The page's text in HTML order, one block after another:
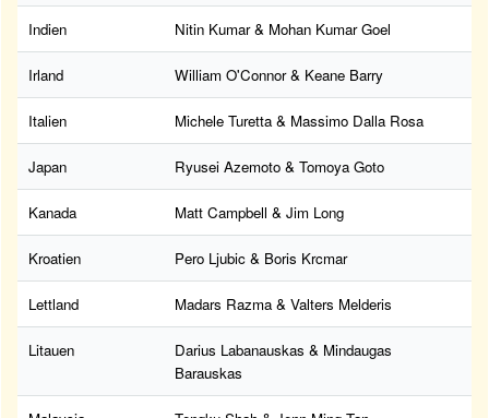
Indien Nitin Kumar & Mohan Kumar Goel
Irland William O'Connor & Keane Barry
Italien Michele Turetta & Massimo Dalla Rosa
Japan Ryusei Azemoto & Tomoya Goto
Kanada Matt Campbell & Jim Long
Kroatien Pero Ljubic & Boris Krcmar
Lettland Madars Razma & Valters Melderis
Litauen
Darius Labanauskas & Mindaugas
Barauskas